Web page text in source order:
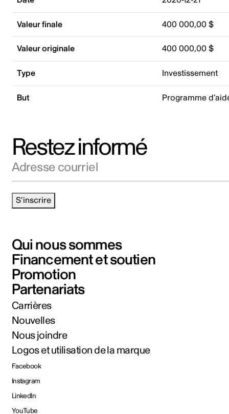
Valeur finale 400 000,00 $
Valeur originale 400 000,00 $
Type Investissement
But Programme
Restez informé
S'inscrire
Qui nous sommes
Financement et soutien
Promotion
Partenariats
Carrières
Nouvelles
Nous joindre
Logos et utilisation de la marque
Facebook
Instagram
LinkedIn
YouTube